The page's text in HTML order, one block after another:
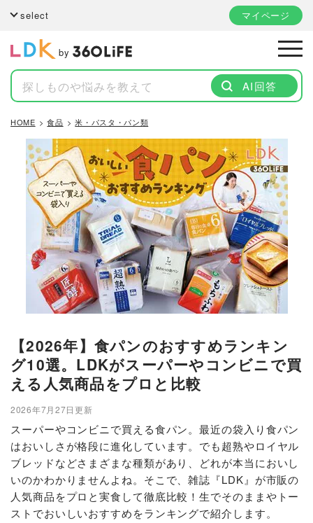
select マイページ
by
AI回答
HOME 食品 米・パスタ・パン類
【2026年】食パンのおすすめランキン
グ10選。LDKがスーパーやコンビニで買
える人気商品をプロと比較
2026年7月27日更新
スーパーやコンビニで買える食パン。最近の袋入り食パン
はおいしさが格段に進化しています。でも超熟やロイヤル
ブレッドなどさまざまな種類があり、どれが本当においし
いのかわかりませんよね。そこで、雑誌『LDK』が市販の
人気商品をプロと実食して徹底比較！生でそのままやトー
ストでおいしいおすすめをランキングで紹介します。